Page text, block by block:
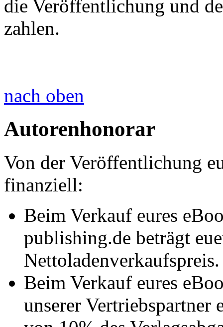
die Veröffentlichung und
zahlen.
nach oben
Autorenhonorar
Von der Veröffentlichung
finanziell:
Beim Verkauf eures
publishing.de beträgt
Nettoladenverkaufspreis.
Beim Verkauf eures
unserer